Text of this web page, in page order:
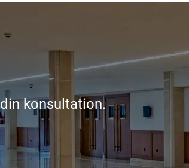
konsultation.